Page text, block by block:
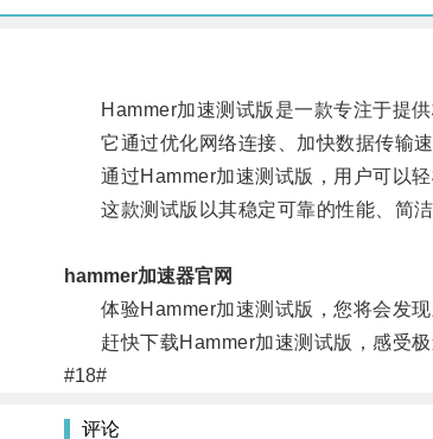
Hammer加速测试版是一款专注于提供
它通过优化网络连接、加快数据传输速
通过Hammer加速测试版，用户可以轻
这款测试版以其稳定可靠的性能、简洁
hammer加速器官网
体验Hammer加速测试版，您将会发现
赶快下载Hammer加速测试版，感受极
#18#
评论